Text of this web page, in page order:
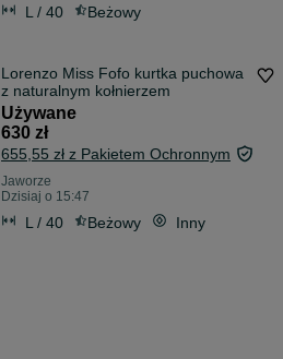
L / 40 Beżowy
Lorenzo Miss Fofo kurtka puchowa
z naturalnym kołnierzem
Używane
630 zł
655,55 zł z Pakietem Ochronnym
Jaworze
Dzisiaj o 15:47
L / 40 Beżowy Inny